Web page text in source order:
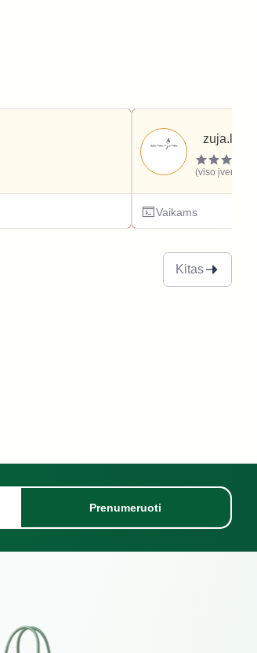
zuja.lt
(viso
Vaikams
Kitas
Prenumeruoti